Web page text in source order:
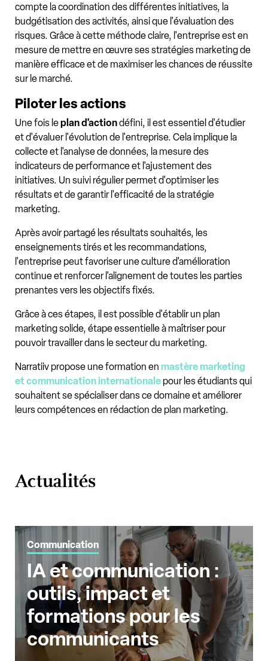
compte la coordination des différentes initiatives, la
budgétisation des activités, ainsi que l'évaluation des
risques. Grâce à cette méthode claire, l'entreprise est en
mesure de mettre en œuvre ses stratégies marketing de
manière efficace et de maximiser les chances de réussite
sur le marché.
Piloter les actions
Une fois leplan d'actiondéfini, il est essentiel d'étudier
et d'évaluer l'évolution de l'entreprise. Cela implique la
collecte et l'analyse de données, la mesure des
indicateurs de performance et l'ajustement des
initiatives. Un suivi régulier permet d'optimiser les
résultats et de garantir l'efficacité de la stratégie
marketing.
Après avoir partagé les résultats souhaités, les
enseignements tirés et les recommandations,
l'entreprise peut favoriser une culture d'amélioration
continue et renforcer l'alignement de toutes les parties
prenantes vers les objectifs fixés.
Grâce à ces étapes, il est possible d'établir un plan
marketing solide, étape essentielle à maîtriser pour
pouvoir travailler dans le secteur du marketing.
Narratiiv propose une formation en mastère marketing
et communication internationale pour les étudiants qui
souhaitent se spécialiser dans ce domaine et améliorer
leurs compétences en rédaction de plan marketing.
Actualités
Communication
IA et communication :
outils, impact et
formations pour les
communicants